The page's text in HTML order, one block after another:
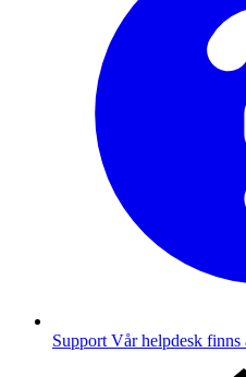
Support Vår helpdesk